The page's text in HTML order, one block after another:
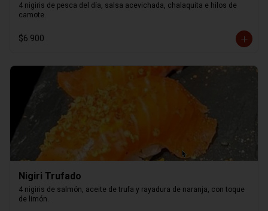
4 nigiris de pesca del día, salsa acevichada, chalaquita e hilos de
camote.
$6.900
Nigiri Trufado
4 nigiris de salmón, aceite de trufa y rayadura de naranja, con toque
de limón.